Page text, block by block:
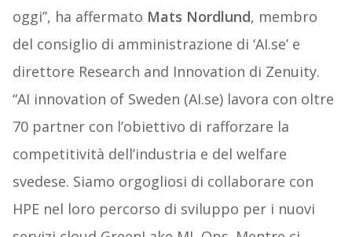
oggi”, ha affermato Mats Nordlund, membro
del consiglio di amministrazione di ‘AI.se’ e
direttore Research and Innovation di Zenuity.
“AI innovation of Sweden (AI.se) lavora con oltre
70 partner con l’obiettivo di rafforzare la
competitività dell’industria e del welfare
svedese. Siamo orgogliosi di collaborare con
HPE nel loro percorso di sviluppo per i nuovi